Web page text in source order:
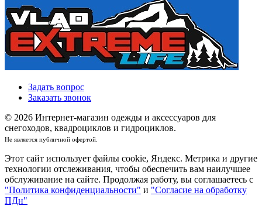
Задать вопрос
Заказать звонок
© 2026 Интернет-магазин одежды и аксессуаров для
снегоходов, квадроциклов и гидроциклов.
Не является публичной офертой.
Этот сайт использует файлы cookie, Яндекс. Метрика и другие
технологии отслеживания, чтобы обеспечить вам наилучшее
обслуживание на сайте. Продолжая работу, вы соглашаетесь с
"Политика конфиденциальности" и "Согласие на обработку
ПДн"